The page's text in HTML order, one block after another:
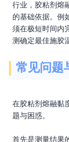
行业，胶粘剂熔
的基础依据。例
须在极短时间内
测确定最佳施胶
常见问题
在胶粘剂熔融黏
题与困惑。
首先是测量结果